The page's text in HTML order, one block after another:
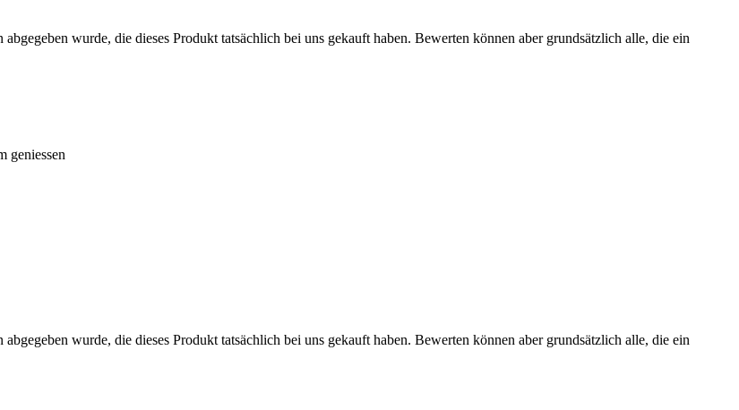
wurde, die dieses Produkt tatsächlich bei uns gekauft haben. Bewerten können aber grundsätzlich alle, die ein
geniessen
wurde, die dieses Produkt tatsächlich bei uns gekauft haben. Bewerten können aber grundsätzlich alle, die ein